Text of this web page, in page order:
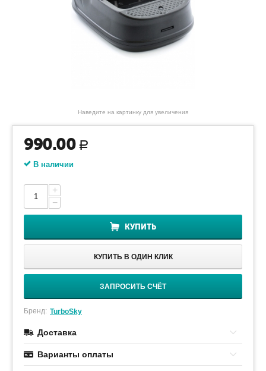
Наведите на картинку для увеличения
990.00 Р
В наличии
+
−
КУПИТЬ
КУПИТЬ В ОДИН КЛИК
ЗАПРОСИТЬ СЧЁТ
Бренд: TurboSky
Доставка
Варианты оплаты